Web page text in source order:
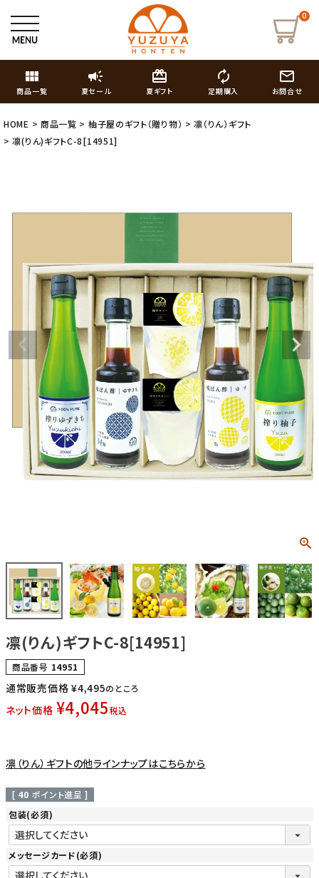
0
view_module
商品一覧
campaign
夏セール
card_giftcard
夏ギフト
autorenew
定期購入
mail_outline
お問合せ
HOME 商品一覧 柚子屋のギフト（贈り物）
凛（りん）ギフト
凛(りん)ギフトC-8[14951]
凛(りん)ギフトC-8[14951]
商品番号 14951
通常販売価格 ¥4,495のところ
ネット価格 ¥4,045税込
凛（りん）ギフトの他ラインナップはこちらから
[ 40 ポイント進呈 ]
包装(必須)
メッセージカード(必須)